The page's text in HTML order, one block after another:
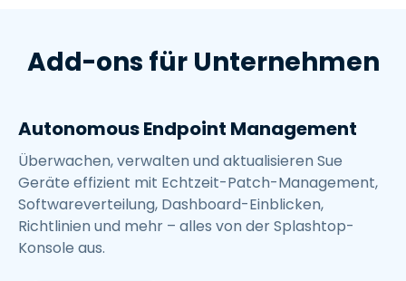
Add-ons für Unternehmen
Autonomous Endpoint Management
Überwachen, verwalten und aktualisieren Sue
Geräte effizient mit Echtzeit-Patch-Management,
Softwareverteilung, Dashboard-Einblicken,
Richtlinien und mehr – alles von der Splashtop-
Konsole aus.